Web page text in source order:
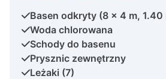
Basen odkryty (8 x 4 m, 1.40
Woda chlorowana
Schody do basenu
Prysznic zewnętrzny
Leżaki (7)